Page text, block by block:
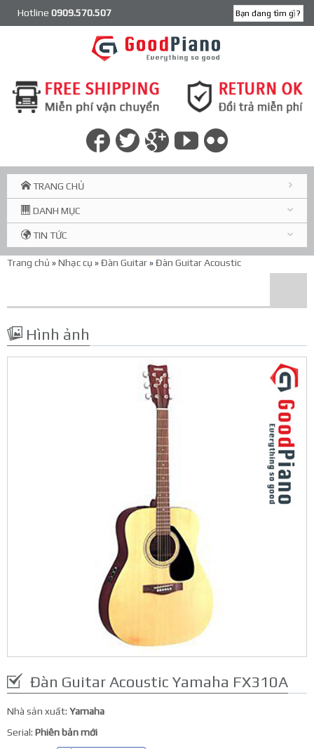
Hotline 0909.570.507
TRANG CHỦ
DANH MỤC
TIN TỨC
Trang chủ »Nhạc cụ »Đàn Guitar»Đàn Guitar Acoustic
Hình ảnh
Đàn Guitar Acoustic Yamaha FX310A
Nhà sản xuất: Yamaha
Serial: Phiên bản mới